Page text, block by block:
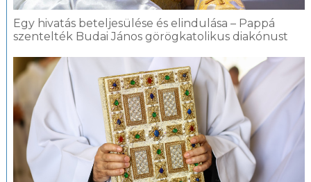
Egy hivatás beteljesülése és elindulása – Pappá
szentelték Budai János görögkatolikus diakónust